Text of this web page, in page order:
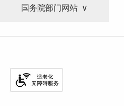
国务院部门网站